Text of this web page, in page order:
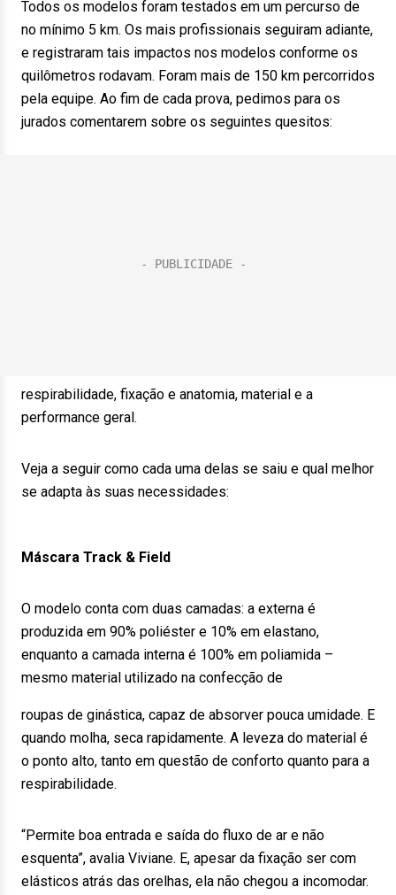
Todos os modelos foram testados em um percurso de
no mínimo 5 km. Os mais profissionais seguiram adiante,
e registraram tais impactos nos modelos conforme os
quilômetros rodavam. Foram mais de 150 km percorridos
pela equipe. Ao fim de cada prova, pedimos para os
jurados comentarem sobre os seguintes quesitos:
respirabilidade, fixação e anatomia, material e a
performance geral.
Veja a seguir como cada uma delas se saiu e qual melhor
se adapta às suas necessidades:
Máscara Track & Field
O modelo conta com duas camadas: a externa é
produzida em 90% poliéster e 10% em elastano,
enquanto a camada interna é 100% em poliamida –
mesmo material utilizado na confecção de
roupas de ginástica, capaz de absorver pouca umidade. E
quando molha, seca rapidamente. A leveza do material é
o ponto alto, tanto em questão de conforto quanto para a
respirabilidade.
“Permite boa entrada e saída do fluxo de ar e não
esquenta”, avalia Viviane. E, apesar da fixação ser com
elásticos atrás das orelhas, ela não chegou a incomodar.